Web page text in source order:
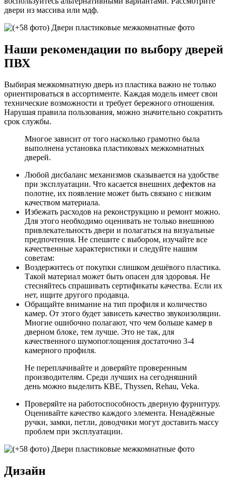
двери из массива или мдф.
Наши рекомендации по выбору дверей
ПВХ
Выбирая межкомнатную дверь из пластика важно не только
ориентироваться в ассортименте. Каждая модель имеет свои
технические возможности и требует бережного отношения.
Нарушая правила пользования, можно значительно сократить
срок службы.
Многое зависит от того насколько грамотно была
выполнена установка пластиковых межкомнатных
дверей.
Любой дисбаланс механизмов сказывается на удобстве
при эксплуатации. Что касается внешних дефектов на
полотне, их появление может быть связано с низким
качеством материала.
Избежать расходов на реконструкцию и ремонт можно.
Для этого необходимо оценивать не только внешнюю
привлекательность двери и полагаться на визуальные
предпочтения. Не спешите с выбором, изучайте все
качественные характеристики и следуйте нашим
советам:
Воздержитесь от покупки слишком дешёвого пластика.
Такой материал может быть опасен для здоровья. Не
стесняйтесь спрашивать сертификаты качества. Если их
нет, ищите другого продавца.
Обращайте внимание на тип профиля и количество
камер. От этого будет зависеть качество звукоизоляции.
Многие ошибочно полагают, что чем больше камер в
дверном блоке, тем лучше. Это не так, для
качественного шумопоглощения достаточно 3-4
камерного профиля.
Не переплачивайте и доверяйте проверенным
производителям. Среди лучших на сегодняшний
день можно выделить КВЕ, Thyssen, Rehau, Veka.
Проверяйте на работоспособность дверную фурнитуру.
Оценивайте качество каждого элемента. Ненадёжные
ручки, замки, петли, доводчики могут доставить массу
проблем при эксплуатации.
Дизайн